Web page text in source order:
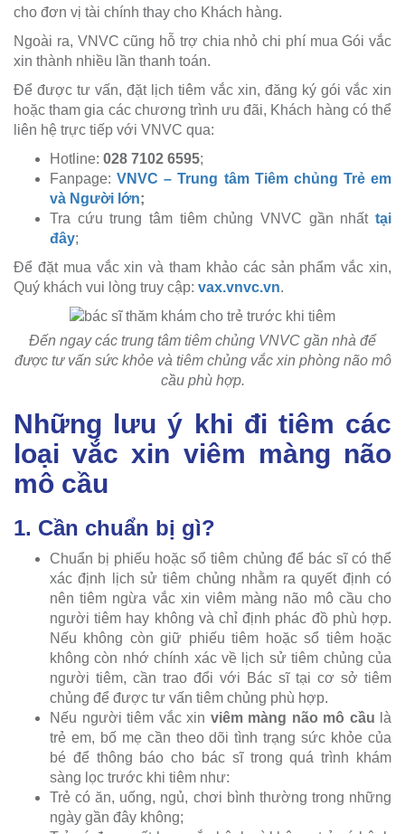
cho đơn vị tài chính thay cho Khách hàng.
Ngoài ra, VNVC cũng hỗ trợ chia nhỏ chi phí mua Gói vắc
xin thành nhiều lần thanh toán.
Để được tư vấn, đặt lịch tiêm vắc xin, đăng ký gói vắc xin
hoặc tham gia các chương trình ưu đãi, Khách hàng có thể
liên hệ trực tiếp với VNVC qua:
Hotline: 028 7102 6595;
Fanpage:VNVC – Trung tâm Tiêm chủng Trẻ em
và Người lớn;
Tra cứu trung tâm tiêm chủng VNVC gần nhất tại
đây;
Để đặt mua vắc xin và tham khảo các sản phẩm vắc xin,
Quý khách vui lòng truy cập: vax.vnvc.vn.
Đến ngay các trung tâm tiêm chủng VNVC gần nhà để
được tư vấn sức khỏe và tiêm chủng vắc xin phòng não mô
cầu phù hợp.
Những lưu ý khi đi tiêm các
loại vắc xin viêm màng não
mô cầu
1. Cần chuẩn bị gì?
Chuẩn bị phiếu hoặc sổ tiêm chủng để bác sĩ có thể
xác định lịch sử tiêm chủng nhằm ra quyết định có
nên tiêm ngừa vắc xin viêm màng não mô cầu cho
người tiêm hay không và chỉ định phác đồ phù hợp.
Nếu không còn giữ phiếu tiêm hoặc sổ tiêm hoặc
không còn nhớ chính xác về lịch sử tiêm chủng của
người tiêm, cần trao đổi với Bác sĩ tại cơ sở tiêm
chủng để được tư vấn tiêm chủng phù hợp.
Nếu người tiêm vắc xin viêm màng não mô cầu là
trẻ em, bố mẹ cần theo dõi tình trạng sức khỏe của
bé để thông báo cho bác sĩ trong quá trình khám
sàng lọc trước khi tiêm như:
Trẻ có ăn, uống, ngủ, chơi bình thường trong những
ngày gần đây không;